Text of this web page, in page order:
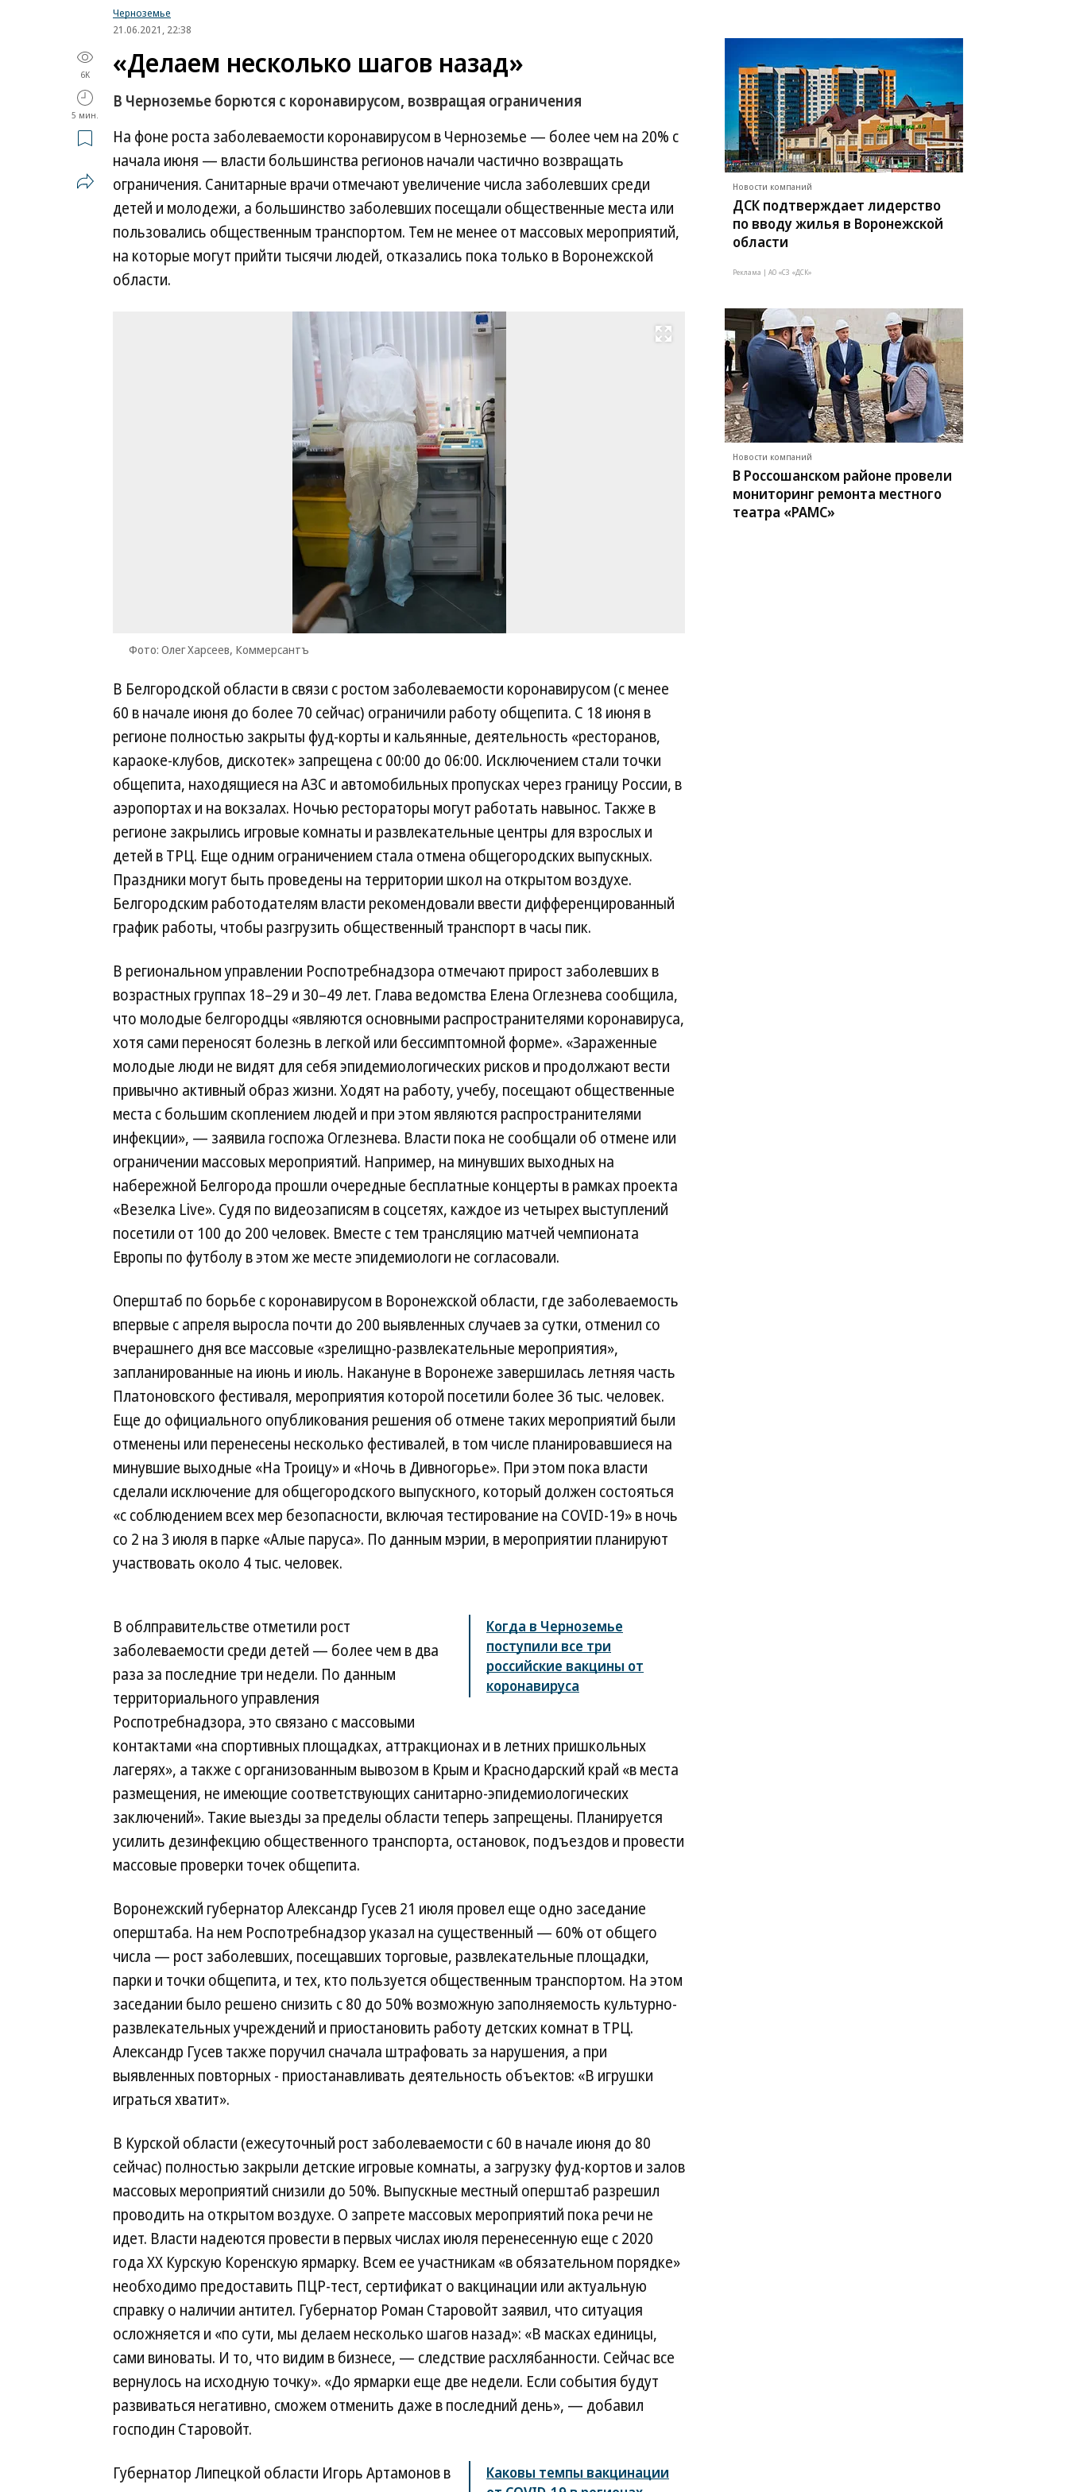
Черноземье
21.06.2021, 22:38
6K
5 мин.
«Делаем несколько шагов назад»
В Черноземье борются с коронавирусом, возвращая ограничения
На фоне роста заболеваемости коронавирусом в Черноземье — более чем на 20% с
начала июня — власти большинства регионов начали частично возвращать
ограничения. Санитарные врачи отмечают увеличение числа заболевших среди
детей и молодежи, а большинство заболевших посещали общественные места или
пользовались общественным транспортом. Тем не менее от массовых мероприятий,
на которые могут прийти тысячи людей, отказались пока только в Воронежской
области.
Развернуть на весь экран
Фото: Олег Харсеев, Коммерсантъ
Фото:
Харсеев,
Коммерсантъ
В Белгородской области в связи с ростом заболеваемости коронавирусом (с менее
60 в начале июня до более 70 сейчас) ограничили работу общепита. С 18 июня в
регионе полностью закрыты фуд-корты и кальянные, деятельность «ресторанов,
караоке-клубов, дискотек» запрещена с 00:00 до 06:00. Исключением стали точки
общепита, находящиеся на АЗС и автомобильных пропусках через границу России, в
аэропортах и на вокзалах. Ночью рестораторы могут работать навынос. Также в
регионе закрылись игровые комнаты и развлекательные центры для взрослых и
детей в ТРЦ. Еще одним ограничением стала отмена общегородских выпускных.
Праздники могут быть проведены на территории школ на открытом воздухе.
Белгородским работодателям власти рекомендовали ввести дифференцированный
график работы, чтобы разгрузить общественный транспорт в часы пик.
В региональном управлении Роспотребнадзора отмечают прирост заболевших в
возрастных группах 18–29 и 30–49 лет. Глава ведомства Елена Оглезнева сообщила,
что молодые белгородцы «являются основными распространителями коронавируса,
хотя сами переносят болезнь в легкой или бессимптомной форме». «Зараженные
молодые люди не видят для себя эпидемиологических рисков и продолжают вести
привычно активный образ жизни. Ходят на работу, учебу, посещают общественные
места с большим скоплением людей и при этом являются распространителями
инфекции», — заявила госпожа Оглезнева. Власти пока не сообщали об отмене или
ограничении массовых мероприятий. Например, на минувших выходных на
набережной Белгорода прошли очередные бесплатные концерты в рамках проекта
«Везелка Live». Судя по видеозаписям в соцсетях, каждое из четырех выступлений
посетили от 100 до 200 человек. Вместе с тем трансляцию матчей чемпионата
Европы по футболу в этом же месте эпидемиологи не согласовали.
Оперштаб по борьбе с коронавирусом в Воронежской области, где заболеваемость
впервые с апреля выросла почти до 200 выявленных случаев за сутки, отменил со
вчерашнего дня все массовые «зрелищно-развлекательные мероприятия»,
запланированные на июнь и июль. Накануне в Воронеже завершилась летняя часть
Платоновского фестиваля, мероприятия которой посетили более 36 тыс. человек.
Еще до официального опубликования решения об отмене таких мероприятий были
отменены или перенесены несколько фестивалей, в том числе планировавшиеся на
минувшие выходные «На Троицу» и «Ночь в Дивногорье». При этом пока власти
сделали исключение для общегородского выпускного, который должен состояться
«с соблюдением всех мер безопасности, включая тестирование на COVID-19» в ночь
со 2 на 3 июля в парке «Алые паруса». По данным мэрии, в мероприятии планируют
участвовать около 4 тыс. человек.
Когда в Черноземье
поступили все три
российские вакцины от
коронавируса
В облправительстве отметили рост
заболеваемости среди детей — более чем в два
раза за последние три недели. По данным
территориального управления
Роспотребнадзора, это связано с массовыми
контактами «на спортивных площадках, аттракционах и в летних пришкольных
лагерях», а также с организованным вывозом в Крым и Краснодарский край «в места
размещения, не имеющие соответствующих санитарно-эпидемиологических
заключений». Такие выезды за пределы области теперь запрещены. Планируется
усилить дезинфекцию общественного транспорта, остановок, подъездов и провести
массовые проверки точек общепита.
Воронежский губернатор Александр Гусев 21 июля провел еще одно заседание
оперштаба. На нем Роспотребнадзор указал на существенный — 60% от общего
числа — рост заболевших, посещавших торговые, развлекательные площадки,
парки и точки общепита, и тех, кто пользуется общественным транспортом. На этом
заседании было решено снизить с 80 до 50% возможную заполняемость культурно-
развлекательных учреждений и приостановить работу детских комнат в ТРЦ.
Александр Гусев также поручил сначала штрафовать за нарушения, а при
выявленных повторных - приостанавливать деятельность объектов: «В игрушки
играться хватит».
В Курской области (ежесуточный рост заболеваемости с 60 в начале июня до 80
сейчас) полностью закрыли детские игровые комнаты, а загрузку фуд-кортов и залов
массовых мероприятий снизили до 50%. Выпускные местный оперштаб разрешил
проводить на открытом воздухе. О запрете массовых мероприятий пока речи не
идет. Власти надеются провести в первых числах июля перенесенную еще с 2020
года ХХ Курскую Коренскую ярмарку. Всем ее участникам «в обязательном порядке»
необходимо предоставить ПЦР-тест, сертификат о вакцинации или актуальную
справку о наличии антител. Губернатор Роман Старовойт заявил, что ситуация
осложняется и «по сути, мы делаем несколько шагов назад»: «В масках единицы,
сами виноваты. И то, что видим в бизнесе, — следствие расхлябанности. Сейчас все
вернулось на исходную точку». «До ярмарки еще две недели. Если события будут
развиваться негативно, сможем отменить даже в последний день», — добавил
господин Старовойт.
Каковы темпы вакцинации
Губернатор Липецкой области Игорь Артамонов в
Новости компаний
ДСК подтверждает лидерство
по вводу жилья в Воронежской
области
Реклама | АО «СЗ «ДСК»
Новости компаний
В Россошанском районе провели
мониторинг ремонта местного
театра «РАМС»